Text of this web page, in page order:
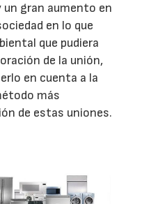
gran aumento en
en lo que
que pudiera
de la unión,
en cuenta a la
más
de estas uniones.